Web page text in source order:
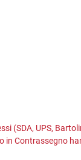
(SDA, UPS,
in Contrassegno